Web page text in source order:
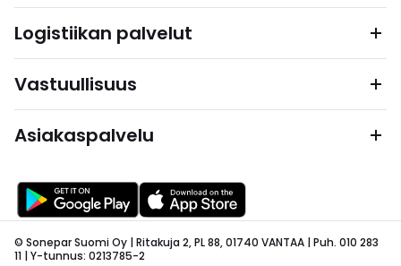
Logistiikan palvelut
Vastuullisuus
Asiakaspalvelu
© Sonepar Suomi Oy | Ritakuja 2, PL 88, 01740 VANTAA | Puh. 010 283
11 | Y-tunnus: 0213785-2